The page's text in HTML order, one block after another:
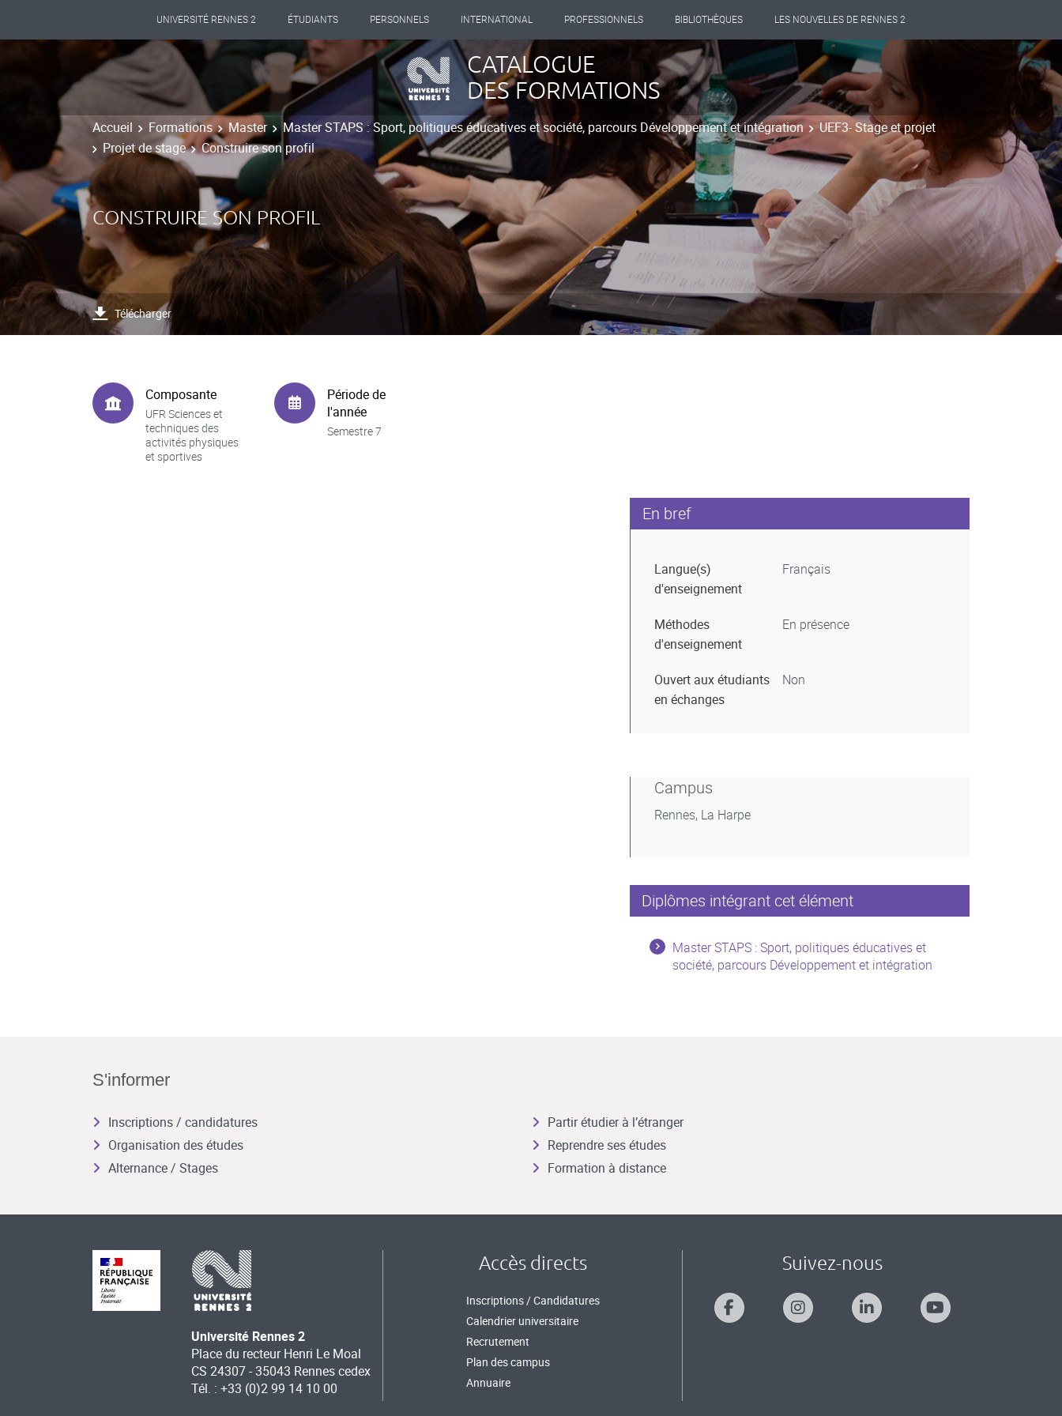
UNIVERSITÉ RENNES 2 ÉTUDIANTS PERSONNELS INTERNATIONAL PROFESSIONNELS BIBLIOTHÈQUES LES NOUVELLES DE RENNES 2
CATALOGUE
DES FORMATIONS
Accueil Formations Master Master STAPS : Sport, politiques éducatives et société, parcours Développement et intégration
UEF3- Stage et projet
Projet de stage
Construire son profil
CONSTRUIRE SON PROFIL
Télécharger
Composante
UFR Sciences et
techniques des
activités physiques
et sportives
Période de
l'année
Semestre 7
En bref
Langue(s)
d'enseignement
Français
Méthodes
d'enseignement
En présence
Ouvert aux étudiants
en échanges
Non
Campus
Rennes, La Harpe
Diplômes intégrant cet élément
Master STAPS : Sport, politiques éducatives et
société, parcours Développement et intégration
S'informer
Inscriptions / candidatures
Organisation des études
Alternance / Stages
Partir étudier à l’étranger
Reprendre ses études
Formation à distance
Université Rennes 2
Place du recteur Henri Le Moal
CS 24307 - 35043 Rennes cedex
Tél. : +33 (0)2 99 14 10 00
Accès directs
Inscriptions / Candidatures
Calendrier universitaire
Recrutement
Plan des campus
Annuaire
Suivez-nous